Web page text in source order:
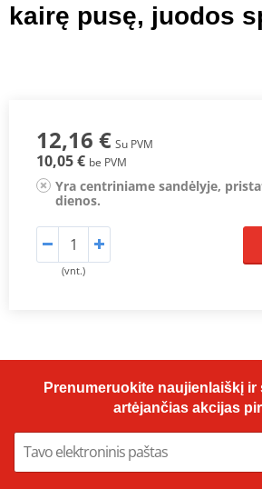
kairę pusę, juodos
12,16 € Su PVM
10,05 € be PVM
Yra centriniame sandėlyje,
dienos.
(vnt.)
Prenumeruokite naujienlaiškį ir
artėjančias akcijas